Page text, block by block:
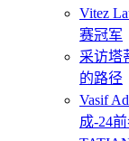
Vitez
赛冠军
采访塔
的路径
Vasif
成-24